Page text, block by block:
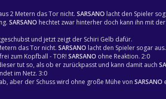
2 Metern das Tor nicht. SARSANO lacht den Spieler
SARSANO hechtet zwar hinterher doch kann ihn mit
und jetzt zeigt der Schiri Gelb dafür.
das Tor nicht. SARSANO lacht den Spieler sogar aus.
zum Kopfball - TOR! SARSANO ohne Reaktion. 2:0
tut so, als ob er zurückpasst und kann damit auch
im Netz. 3:0
aber der Schuss wird ohne große Mühe von SARSANO